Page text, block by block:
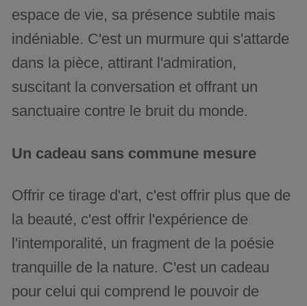
espace de vie, sa présence subtile mais
indéniable. C'est un murmure qui s'attarde
dans la pièce, attirant l'admiration,
suscitant la conversation et offrant un
sanctuaire contre le bruit du monde.
Un cadeau sans commune mesure
Offrir ce tirage d'art, c'est offrir plus que de
la beauté, c'est offrir l'expérience de
l'intemporalité, un fragment de la poésie
tranquille de la nature. C'est un cadeau
pour celui qui comprend le pouvoir de